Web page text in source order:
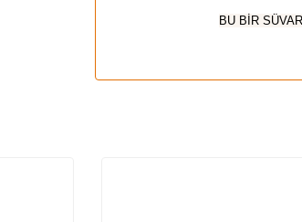
BU BİR